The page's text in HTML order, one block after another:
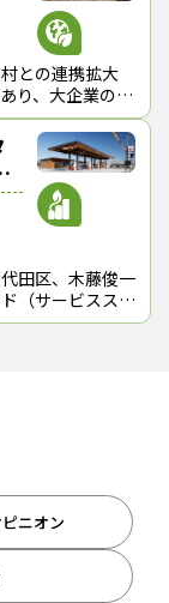
ホテルみたい」
が大同団結し、
も大きい」（担
ールが敷かれた
との連携拡大
り、大企業の本
える特別区だ。
田区、木藤俊一
（サービスステ
クトを始め
ニオン